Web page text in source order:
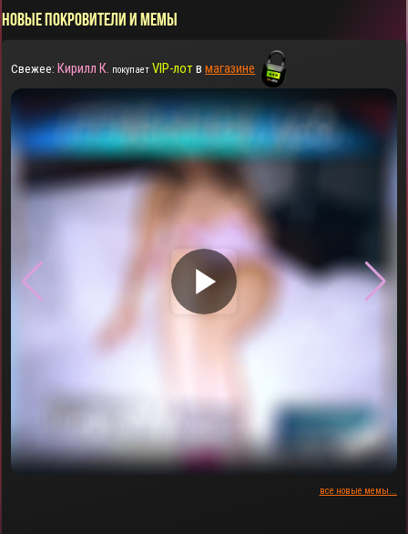
НОВЫЕ ПОКРОВИТЕЛИ И МЕМЫ
Свежее: Кирилл К. покупает VIP-лотвмагазине
▶
все новые мемы...